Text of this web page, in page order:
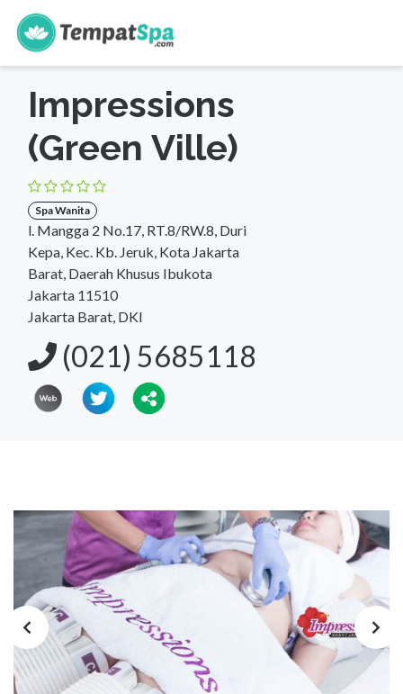
s
Impressions
(Green Ville)
Spa Wanita
l. Mangga 2 No.17, RT.8/RW.8, Duri
Kepa, Kec. Kb. Jeruk, Kota Jakarta
Barat, Daerah Khusus Ibukota
Jakarta 11510
Jakarta Barat, DKI
(021) 5685118